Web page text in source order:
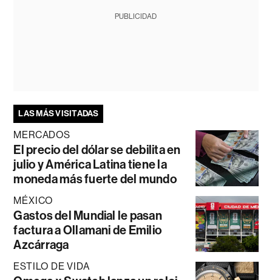
PUBLICIDAD
LAS MÁS VISITADAS
MERCADOS
El precio del dólar se debilita en
julio y América Latina tiene la
moneda más fuerte del mundo
MÉXICO
Gastos del Mundial le pasan
factura a Ollamani de Emilio
Azcárraga
ESTILO DE VIDA